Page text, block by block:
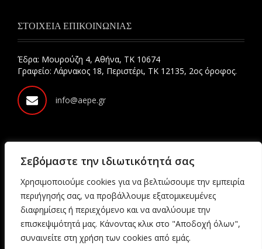
Σεβόμαστε την ιδιωτικότητά σας
Χρησιμοποιούμε cookies για να βελτιώσουμε την εμπειρία
περιήγησής σας, να προβάλλουμε εξατομικευμένες
διαφημίσεις ή περιεχόμενο και να αναλύουμε την
επισκεψιμότητά μας. Κάνοντας κλικ στο "Αποδοχή όλων",
συναινείτε στη χρήση των cookies από εμάς.
ΣΤΟΙΧΕΙΑ ΕΠΙΚΟΙΝΩΝΙΑΣ
Έδρα: Μουρούζη 4, Αθήνα, ΤΚ 10674
Γραφείο: Λάρνακος 18, Περιστέρι, ΤΚ 12135, 2ος όροφος.
info@aepe.gr
ΕΓΓΡΑΦΗ